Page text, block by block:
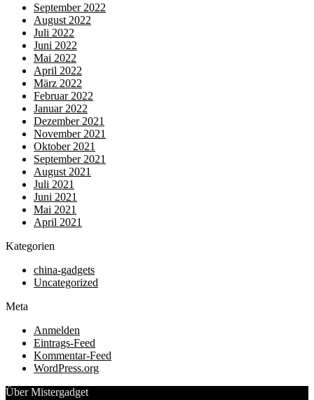
September 2022
August 2022
Juli 2022
Juni 2022
Mai 2022
April 2022
März 2022
Februar 2022
Januar 2022
Dezember 2021
November 2021
Oktober 2021
September 2021
August 2021
Juli 2021
Juni 2021
Mai 2021
April 2021
Kategorien
china-gadgets
Uncategorized
Meta
Anmelden
Eintrags-Feed
Kommentar-Feed
WordPress.org
Über Mistergadget